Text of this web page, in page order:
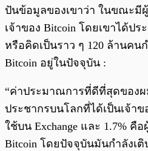
ปันข้อมูลของเขาว่า ในขณะมี
เจ้าของ Bitcoin โดยเขาได้ป
หรือคิดเป็นราว ๆ 120 ล้านคน
Bitcoin อยู่ในปัจจุบัน :
“ค่าประมาณการที่ดีที่สุดของผ
ประชากรบนโลกที่ได้เป็นเจ้าข
ใช้บน Exchange และ 1.7% คื
Bitcoin โดยปัจจุบันมันกำลังเติ